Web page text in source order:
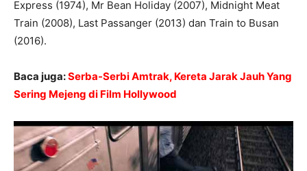
Express (1974), Mr Bean Holiday (2007), Midnight Meat
Train (2008), Last Passanger (2013) dan Train to Busan
(2016).
Baca juga:Serba-Serbi Amtrak, Kereta Jarak Jauh Yang
Sering Mejeng di Film Hollywood